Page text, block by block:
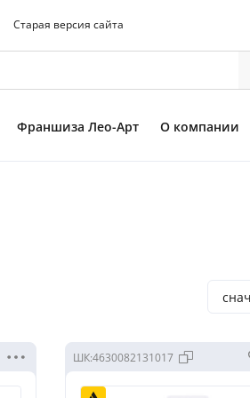
Старая версия сайта
Франшиза Лео-Арт О компании
ШК:4630082131017